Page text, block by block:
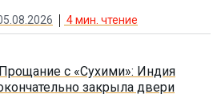
4мин. чтение
Прощание с «Сухими»: Индия
закрыла двери